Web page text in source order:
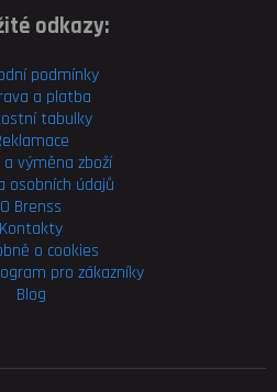
odkazy:
podmínky
a platba
tabulky
a výměna zboží
osobních údajů
O Brenss
Kontakty
o cookies
pro zákazníky
Blog